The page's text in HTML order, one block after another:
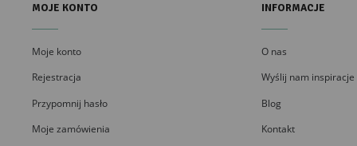
MOJE KONTO
Moje konto
Rejestracja
Przypomnij hasło
Moje zamówienia
INFORMACJE
O nas
Wyślij nam inspiracje
Blog
Kontakt